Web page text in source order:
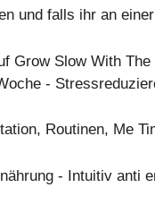
und falls ihr an
Grow Slow With
-
Routinen, Me
- Intuitiv anti